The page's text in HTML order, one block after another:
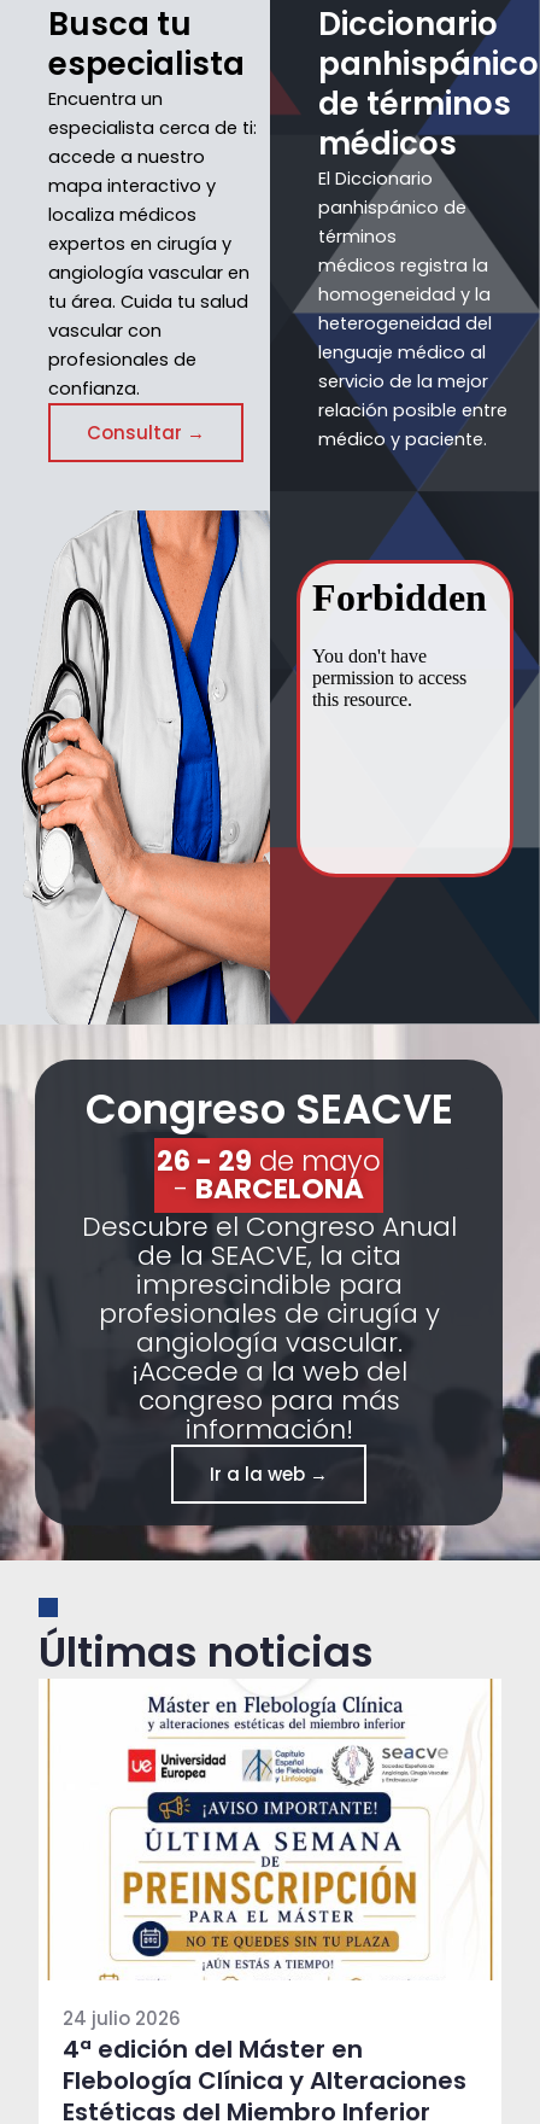
Busca tu
especialista
Encuentra un
especialista cerca de ti:
accede a nuestro
mapa interactivo y
localiza médicos
expertos en cirugía y
angiología vascular en
tu área. Cuida tu salud
vascular con
profesionales de
confianza.
Consultar →
Diccionario
panhispánico
de términos
médicos
El Diccionario
panhispánico de
términos
médicos registra la
homogeneidad y la
heterogeneidad del
lenguaje médico al
servicio de la mejor
relación posible entre
médico y paciente.
Congreso SEACVE
26 - 29 de mayo
- BARCELONA
Descubre el Congreso Anual
de la SEACVE, la cita
imprescindible para
profesionales de cirugía y
angiología vascular.
¡Accede a la web del
congreso para más
información!
Ir a la web →
Últimas noticias
24 julio 2026
4ª edición del Máster en
Flebología Clínica y Alteraciones
Estéticas del Miembro Inferior